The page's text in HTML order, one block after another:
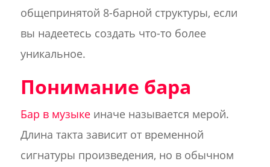
общепринятой 8-барной структуры, если
вы надеетесь создать что-то более
уникальное.
Понимание бара
Бар в музыкеиначе называется мерой.
Длина такта зависит от временной
сигнатуры произведения, но в обычном